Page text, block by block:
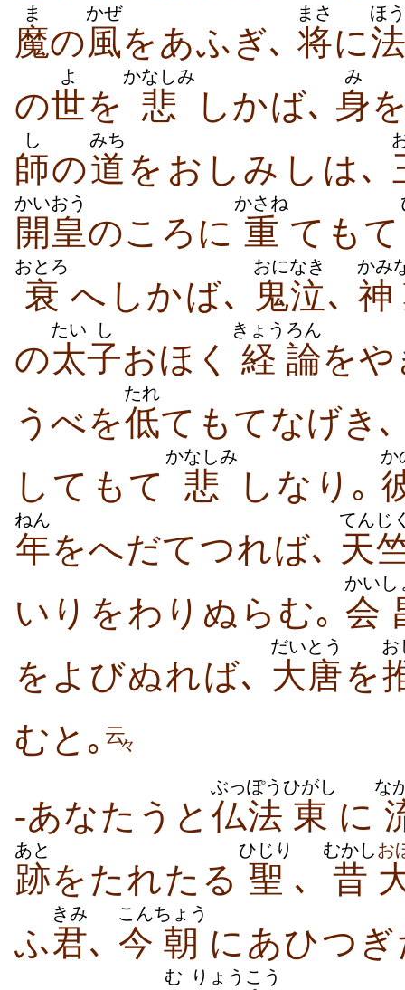
魔
ま
の風
かぜ
を​あふぎ､ 将
まさ
に法
ほう
の世
よ
を 悲
かなしみ
しか​ば､ 身
み
師
し
の道
みち
を​おしみ​し​は､
開皇
かいおう
のころに 重
かさね
て​もて
衰
おとろ
へ​しか​ば､ 鬼
おに
泣
なき
､ 神
かみ
の太
たい
子
し
おほく 経
きょう
論
ろん
を​
うべ​を低
たれ
て​もて​なげき
し​て​もて
悲
かなしみ
し​なり｡
か
年
ねん
を​へだて​つれ​ば､ 天
てんじ
いり​をわり​ぬ​らむ｡ 会
かい し
をよび​ぬれ​ば､ 大唐
だいとう
を
お
む​と｡ 云々
-あな​たうと 仏法
ぶっぽう
東
ひがし
に
な
跡
あと
を​たれ​たる 聖
ひじり
､ 昔
むかし お
ふ君
きみ
､ 今
こん
朝
ちょう
に​あひ​つ
む りょう こう